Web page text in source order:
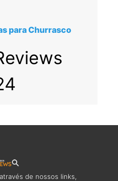
para Churrasco
de nossos links,